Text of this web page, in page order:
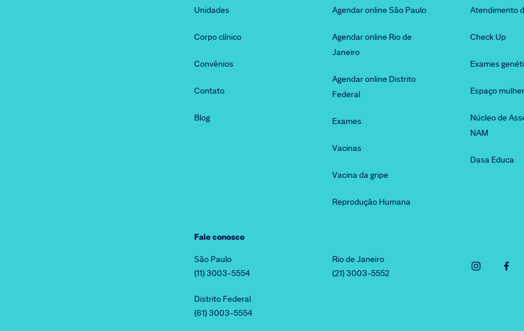
Unidades
Corpo clínico
Convênios
Contato
Blog
Agendar online São Paulo
Agendar online Rio de
Janeiro
Agendar online Distrito
Federal
Exames
Vacinas
Vacina da gripe
Reprodução Humana
Atendimento
Check Up
Exames
Espaço mulher
Núcleo de
NAM
Dasa Educa
Fale conosco
São Paulo
(11) 3003-5554
Rio de Janeiro
(21) 3003-5552
Distrito Federal
(61) 3003-5554